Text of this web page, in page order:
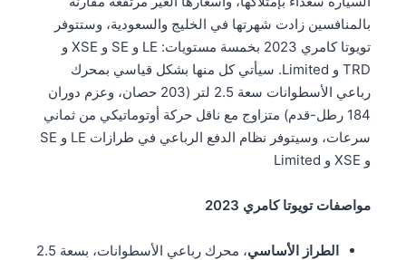
بالمنافسين زادت شهرتها في الخليج والسعودية، وستتوفر
تويوتا كامري 2023 بخمسة مستويات: LE و SE و XSE و
TRD و Limited. سيأتي كل منها بشكل قياسي بمحرك
رباعي الأسطوانات سعة 2.5 لتر (203 حصان، وعزم دوران
184 رطل-قدم) متزاوج مع ناقل حركة أوتوماتيكي من ثماني
سرعات، وسيتوفر نظام الدفع الرباعي في طرازات LE و SE
و XSE و Limited
مواصفات تويوتا كامري 2023
الطراز الأساسي
، محرك رباعي الأسطوانات، بسعة 2.5